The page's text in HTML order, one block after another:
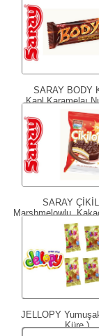
SARAY BODY
Kapl.Karamelaı
SARAY
Marshmelowlu,
Bisküvi
JELLOPY
Küre )